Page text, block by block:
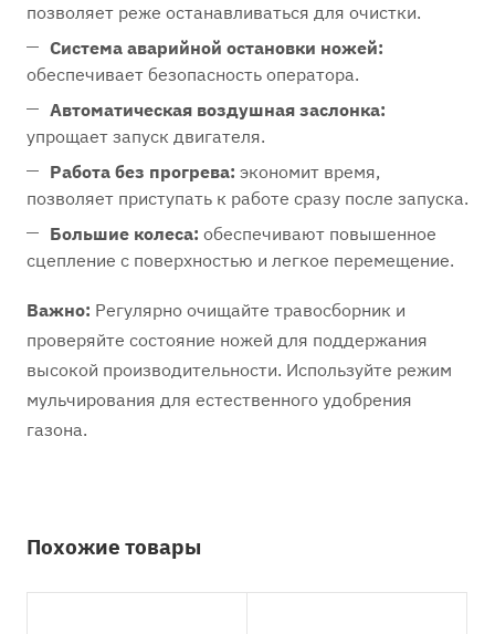
позволяет реже останавливаться для очистки.
Система аварийной остановки ножей:
обеспечивает безопасность оператора.
Автоматическая воздушная заслонка:
упрощает запуск двигателя.
Работа без прогрева: экономит время,
позволяет приступать к работе сразу после запуска.
Большие колеса: обеспечивают повышенное
сцепление с поверхностью и легкое перемещение.
Важно: Регулярно очищайте травосборник и
проверяйте состояние ножей для поддержания
высокой производительности. Используйте режим
мульчирования для естественного удобрения
газона.
Похожие товары